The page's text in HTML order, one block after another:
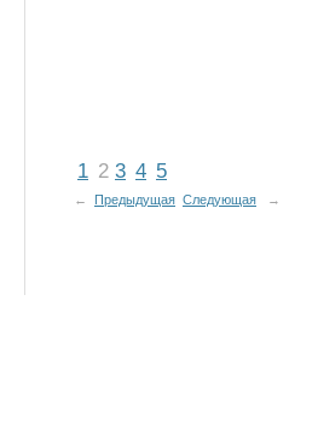
1 2 3 4 5
← Предыдущая Следующая →